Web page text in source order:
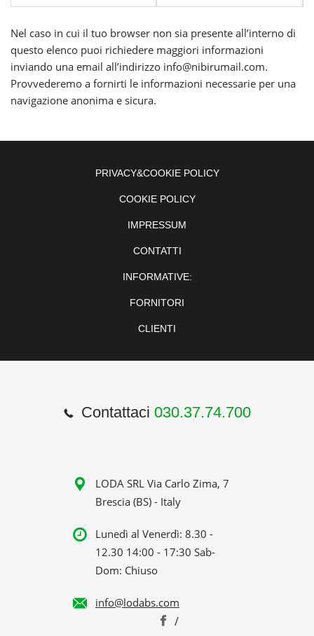
Nel caso in cui il tuo browser non sia presente all’interno di
questo elenco puoi richiedere maggiori informazioni
inviando una email all’indirizzo info@nibirumail.com.
Provvederemo a fornirti le informazioni necessarie per una
navigazione anonima e sicura.
PRIVACY&COOKIE POLICY
COOKIE POLICY
IMPRESSUM
CONTATTI
INFORMATIVE:
FORNITORI
CLIENTI
Contattaci 030.37.74.700
LODA SRL Via Carlo Zima, 7
Brescia (BS) - Italy
Lunedì al Venerdì: 8.30 -
12.30 14:00 - 17:30 Sab-
Dom: Chiuso
info@lodabs.com
/